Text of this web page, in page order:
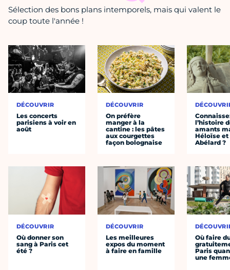
Sélection des bons plans intemporels, mais qui valent le
coup toute l'année !
DÉCOUVRIR
Les concerts
parisiens à voir en
août
DÉCOUVRIR
Où donner son
sang à Paris cet
été ?
DÉCOUVRIR
On préfère
manger à la
cantine : les pâtes
aux courgettes
façon bolognaise
DÉCOUVRIR
Les meilleures
expos du moment
à faire en famille
l’histoire
amants
Héloïse et
Abélard ?
Où faire
Paris
une